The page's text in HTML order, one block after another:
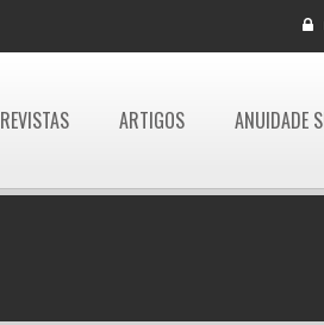
REVISTAS ARTIGOS ANUIDADE